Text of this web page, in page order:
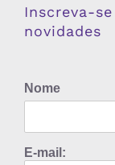
Inscreva-
novidades
Nome
E-mail: